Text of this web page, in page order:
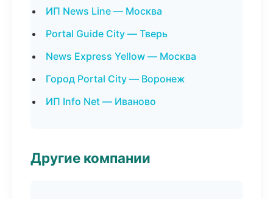
ИП News Line — Москва
Portal Guide City — Тверь
News Express Yellow — Москва
Город Portal City — Воронеж
ИП Info Net — Иваново
Другие компании